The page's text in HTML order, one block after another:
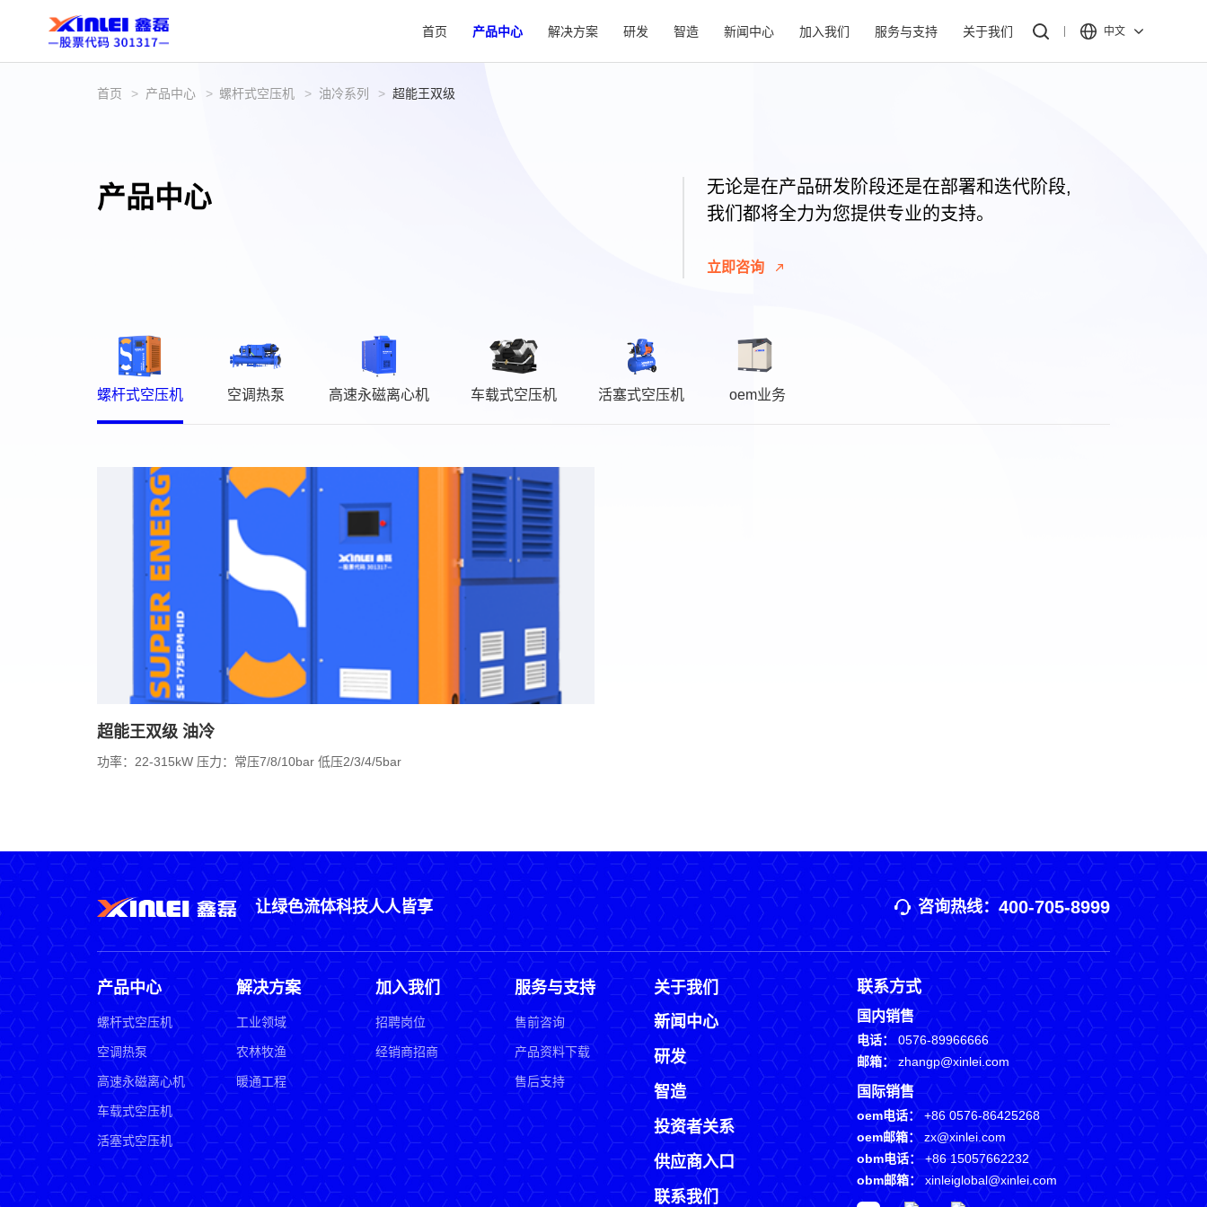
首页 产品中心 解决方案 研发 智造 新闻中心 加入我们 服务与支持 关于我们 中文
首页 > 产品中心 > 螺杆式空压机 > 油冷系列 > 超能王双级
产品中心
无论是在产品研发阶段还是在部署和迭代阶段,
我们都将全力为您提供专业的支持。
立即咨询
螺杆式空压机 空调热泵 高速永磁离心机 车载式空压机 活塞式空压机 oem业务
超能王双级 油冷
功率：22-315kW 压力：常压7/8/10bar 低压2/3/4/5bar
让绿色流体科技人人皆享 咨询热线：400-705-8999
产品中心
螺杆式空压机
空调热泵
高速永磁离心机
车载式空压机
活塞式空压机
解决方案
工业领域
农林牧渔
暖通工程
加入我们
招聘岗位
经销商招商
服务与支持
售前咨询
产品资料下载
售后支持
关于我们
新闻中心
研发
智造
投资者关系
供应商入口
联系我们
联系方式
国内销售
电话：
0576-89966666
邮箱： zhangp@xinlei.com
国际销售
oem电话： +86 0576-86425268
oem邮箱： zx@xinlei.com
obm电话：
+86 15057662232
obm邮箱： xinleiglobal@xinlei.com